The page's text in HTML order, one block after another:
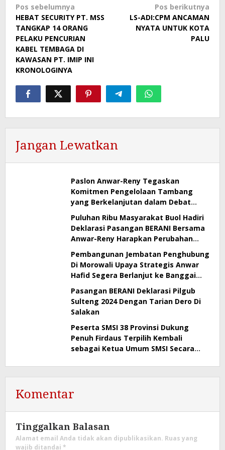
Navigasi
pos
Pos sebelumnya
HEBAT SECURITY PT. MSS
TANGKAP 14 ORANG
PELAKU PENCURIAN
KABEL TEMBAGA DI
KAWASAN PT. IMIP INI
KRONOLOGINYA
Pos berikutnya
LS-ADI:CPM ANCAMAN
NYATA UNTUK KOTA
PALU
Jangan Lewatkan
Paslon Anwar-Reny Tegaskan
Komitmen Pengelolaan Tambang
yang Berkelanjutan dalam Debat
Puluhan Ribu Masyarakat Buol Hadiri
Deklarasi Pasangan BERANI Bersama
Anwar-Reny Harapkan Perubahan
Pembangunan Jembatan Penghubung
Di Morowali Upaya Strategis Anwar
Hafid Segera Berlanjut ke Banggai
Pasangan BERANI Deklarasi Pilgub
Sulteng 2024 Dengan Tarian Dero Di
Salakan
Peserta SMSI 38 Provinsi Dukung
Penuh Firdaus Terpilih Kembali
sebagai Ketua Umum SMSI Secara
Komentar
Tinggalkan Balasan
Alamat email Anda tidak akan dipublikasikan. Ruas yang
wajib ditandai *